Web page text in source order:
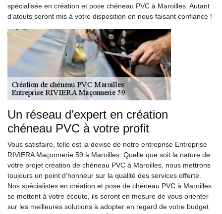
spécialisée en création et pose chéneau PVC à Maroilles. Autant
d’atouts seront mis à votre disposition en nous faisant confiance !
Un réseau d’expert en création
chéneau PVC à votre profit
Vous satisfaire, telle est la devise de notre entreprise Entreprise
RIVIERA Maçonnerie 59 à Maroilles. Quelle que soit la nature de
votre projet création de chéneau PVC à Maroilles, nous mettrons
toujours un point d’honneur sur la qualité des services offerte.
Nos spécialistes en création et pose de chéneau PVC à Maroilles
se mettent à votre écoute, ils seront en mesure de vous orienter
sur les meilleures solutions à adopter en regard de votre budget